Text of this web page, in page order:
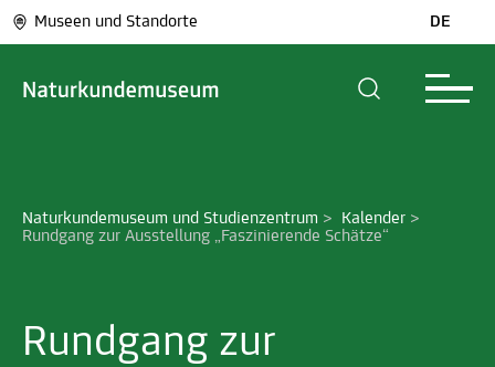
Museen und Standorte DE
Naturkundemuseum und Studienzentrum > Kalender >
Rundgang zur Ausstellung „Faszinierende Schätze“
Rundgang zur